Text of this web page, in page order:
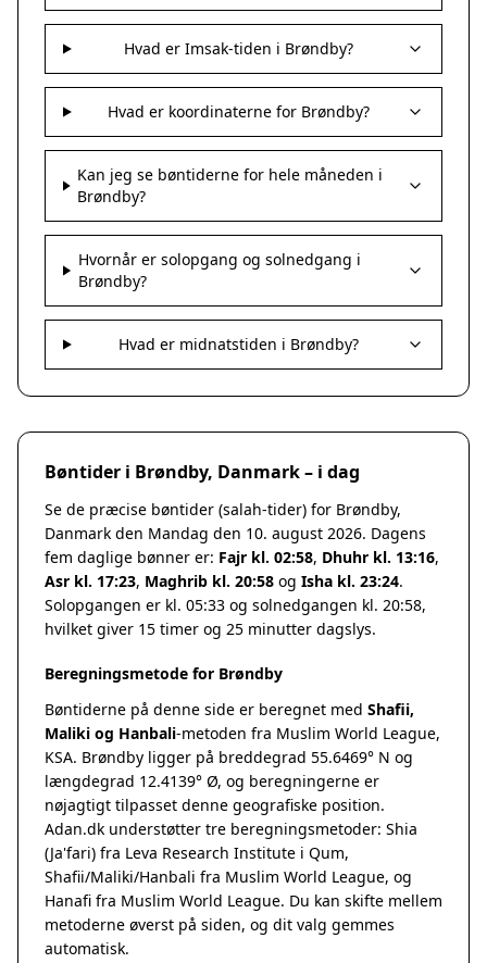
Hvad er Imsak-tiden i Brøndby?
Hvad er koordinaterne for Brøndby?
Kan jeg se bøntiderne for hele måneden i
Brøndby?
Hvornår er solopgang og solnedgang i
Brøndby?
Hvad er midnatstiden i Brøndby?
Bøntider i Brøndby, Danmark – i dag
Se de præcise bøntider (salah-tider) for Brøndby,
Danmark den Mandag den 10. august 2026. Dagens
fem daglige bønner er: Fajr kl. 02:58, Dhuhr kl. 13:16,
Asr kl. 17:23, Maghrib kl. 20:58 og Isha kl. 23:24.
Solopgangen er kl. 05:33 og solnedgangen kl. 20:58,
hvilket giver 15 timer og 25 minutter dagslys.
Beregningsmetode for Brøndby
Bøntiderne på denne side er beregnet med Shafii,
Maliki og Hanbali-metoden fra Muslim World League,
KSA. Brøndby ligger på breddegrad 55.6469° N og
længdegrad 12.4139° Ø, og beregningerne er
nøjagtigt tilpasset denne geografiske position.
Adan.dk understøtter tre beregningsmetoder: Shia
(Ja'fari) fra Leva Research Institute i Qum,
Shafii/Maliki/Hanbali fra Muslim World League, og
Hanafi fra Muslim World League. Du kan skifte mellem
metoderne øverst på siden, og dit valg gemmes
automatisk.